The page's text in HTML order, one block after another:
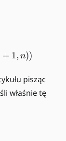
A(0,n)
+ 1, n))
pisząc
właśnie tę